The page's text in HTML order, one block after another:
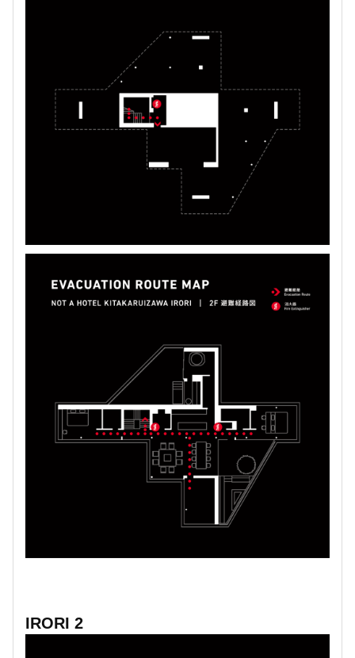
IRORI 2